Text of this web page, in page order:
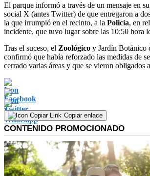
El parque informó a través de un mensaje en
social X (antes Twitter) de que entregaron a
la que irrumpió en el recinto, a la Policía, en
incidente, que tuvo lugar sobre las 10:50 hora
Tras el suceso, el Zoológico y Jardín Botánico
confirmó que había reforzado las medidas de
cerrado varias áreas y que se vieron obligados
Copiar enlace